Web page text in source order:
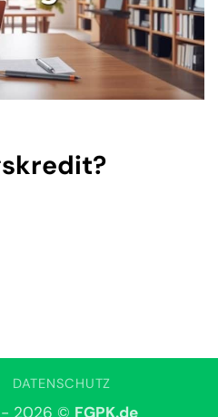
DATENSCHUTZ
- 2026 © FGPK.de